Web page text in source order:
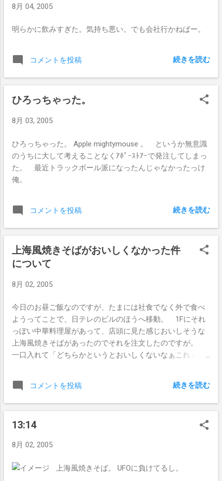
8月 04, 2005
明らかに飲みすぎた。気持ち悪い。でも会社行かねばー。
コメントを投稿 続きを読む
ひろっちゃった。
8月 03, 2005
ひろっちゃった。 Apple mightymouse 。 というか無意識
のうちに大して考えることなくｱﾎﾟｰｽﾄｱｰで発注してしまっ
た。 最近トラックボール派になったんじゃなかったっけ
俺。
コメントを投稿 続きを読む
上海風焼きそばがおいしくなかった件
について
8月 02, 2005
今日のお昼ご飯なのですが、たまには社食でなく外で食べ
ようってことで、日テレのビルのほうへ移動。 1Fにそれ
っぽい中華料理屋があって、店頭に見た感じおいしそうな
上海風焼きそばがあったのでそれを注文したのですが。
一口入れて「どちらかというとおいしくないなぁこれ」っ
には勝っているけど...」だそうで。 帰りのお勘定のとき
に、ちょうどお店に入ってきたOL風な女の人が「焼きそば
美味しそうー♪」とかいいながら入ってきて、思わずﾌﾟﾌﾟ
コメントを投稿 続きを読む
13:14
8月 02, 2005
上海風焼きそば。 UFOに負けてるし。